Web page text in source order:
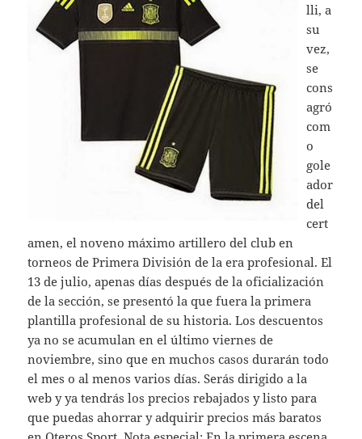
lli, a
su
vez,
se
cons
agró
com
o
gole
ador
del
cert
amen, el noveno máximo artillero del club en
torneos de Primera División de la era profesional. El
13 de julio, apenas días después de la oficialización
de la sección, se presentó la que fuera la primera
plantilla profesional de su historia. Los descuentos
ya no se acumulan en el último viernes de
noviembre, sino que en muchos casos durarán todo
el mes o al menos varios días. Serás dirigido a la
web y ya tendrás los precios rebajados y listo para
que puedas ahorrar y adquirir precios más baratos